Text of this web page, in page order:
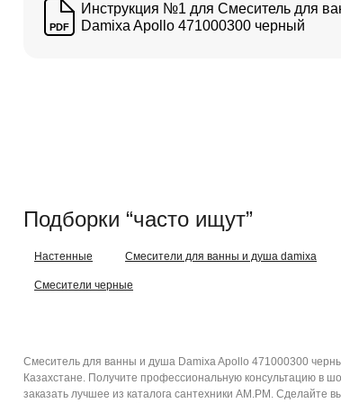
PDF
Инструкция №1 для Смеситель для
Damixa Apollo 471000300 черный
Подборки “часто ищут”
Настенные Смесители для ванны и душа damixa
Смесители черные
Смеситель для ванны и душа Damixa Apollo 471000300
Казахстане. Получите профессиональную консультацию в
заказать лучшее из каталога сантехники AM.PM.